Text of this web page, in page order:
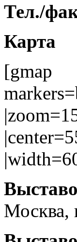
Тел./
Карта
[gmap
Москва,